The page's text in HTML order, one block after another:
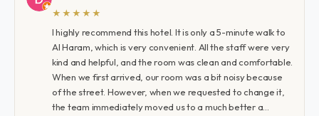
★★★★★
I highly recommend this hotel. It is only a 5-minute walk to
Al Haram, which is very convenient. All the staff were very
kind and helpful, and the room was clean and comfortable.
When we first arrived, our room was a bit noisy because
of the street. However, when we requested to change it,
the team immediately moved us to a much better a…